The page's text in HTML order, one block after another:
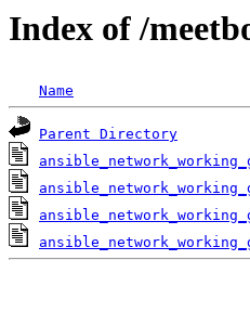
Index of /
Name
Parent Directory